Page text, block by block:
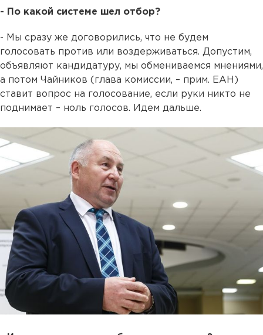
- По какой системе шел отбор?
- Мы сразу же договорились, что не будем
голосовать против или воздерживаться. Допустим,
объявляют кандидатуру, мы обмениваемся мнениями,
а потом Чайников (глава комиссии, – прим. ЕАН)
ставит вопрос на голосование, если руки никто не
поднимает – ноль голосов. Идем дальше.